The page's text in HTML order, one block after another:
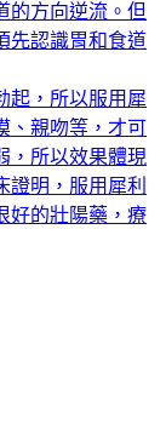
的方向逆流。但
先認識胃和食道
起，所以服用犀
、親吻等，才可
，所以效果體現
證明，服用犀利
好的壯陽藥，療